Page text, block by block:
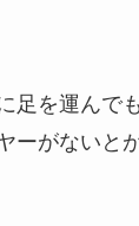
足を運んで
ーがないと